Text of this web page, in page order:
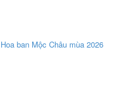
Hoa ban Mộc Châu mùa 2026